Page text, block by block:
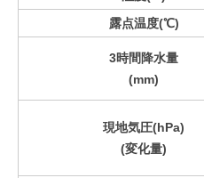
露点温度(℃)
3時間降水量
(mm)
現地気圧(hPa)
(変化量)